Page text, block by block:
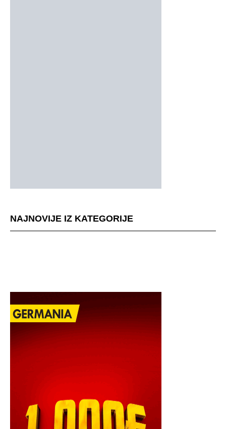
NAJNOVIJE IZ KATEGORIJE